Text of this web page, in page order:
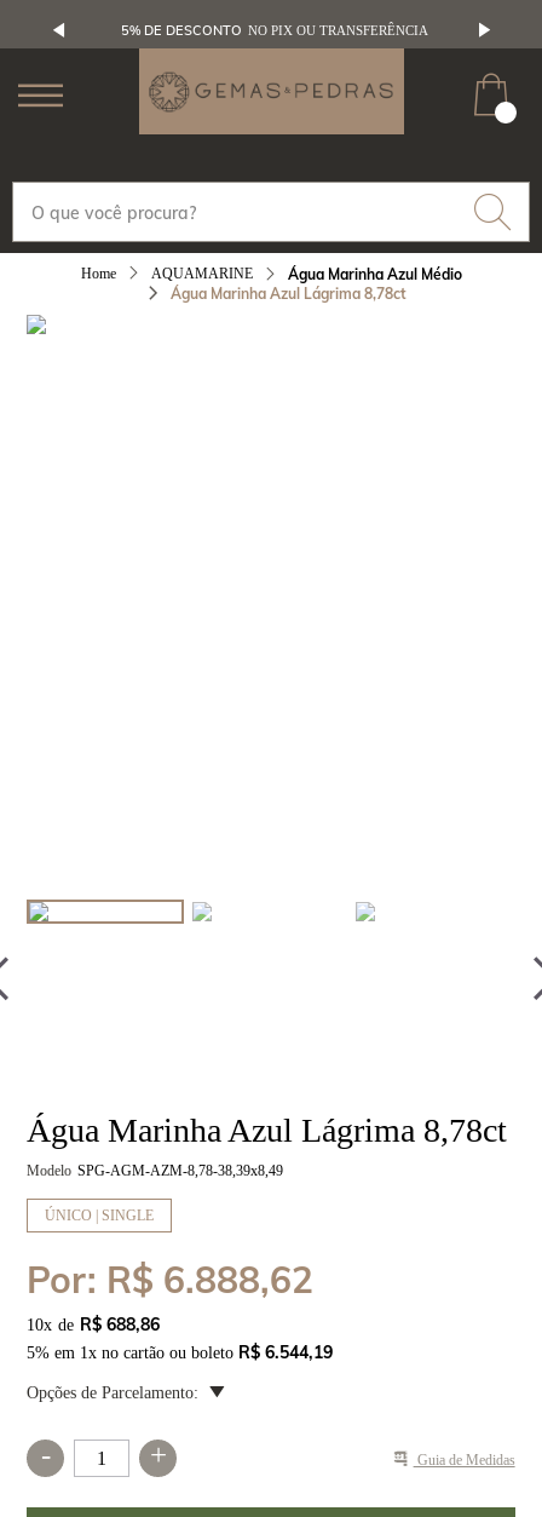
5% DE DESCONTO NO PIX OU TRANSFERÊNCIA
AQUAMARINE
Água Marinha Azul Médio
Água Marinha Azul Lágrima 8,78ct
Água Marinha Azul Lágrima 8,78ct
Modelo SPG-AGM-AZM-8,78-38,39x8,49
ÚNICO | SINGLE
Por: R$ 6.888,62
10x R$ 688,86
5% em 1x no cartão ou boleto R$ 6.544,19
Opções de Parcelamento:
- + Guia de Medidas